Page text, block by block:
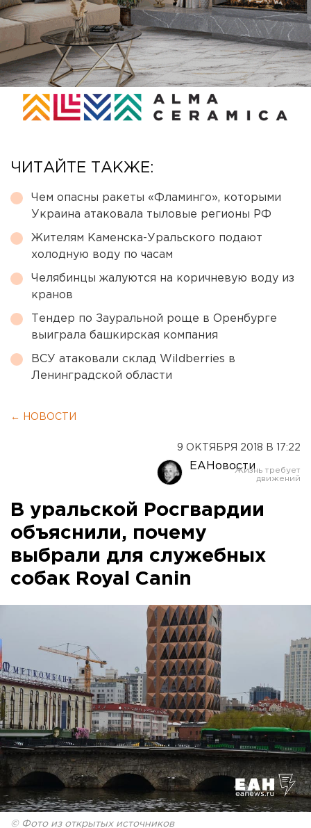
ЧИТАЙТЕ ТАКЖЕ:
Чем опасны ракеты «Фламинго», которыми
Украина атаковала тыловые регионы РФ
Жителям Каменска-Уральского подают
холодную воду по часам
Челябинцы жалуются на коричневую воду из
кранов
Тендер по Зауральной роще в Оренбурге
выиграла башкирская компания
ВСУ атаковали склад Wildberries в
Ленинградской области
← НОВОСТИ
9 ОКТЯБРЯ 2018 В 17:22
ЕАНовости
В уральской Росгвардии
объяснили, почему
выбрали для служебных
собак Royal Canin
© Фото из открытых источников